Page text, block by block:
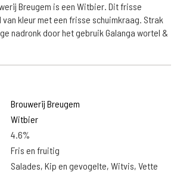
Breugem is een Witbier. Dit frisse
kleur met een frisse schuimkraag. Strak
nadronk door het gebruik Galanga wortel &
Brouwerij Breugem
Witbier
4.6%
Fris en fruitig
Salades, Kip en gevogelte, Witvis, Vette